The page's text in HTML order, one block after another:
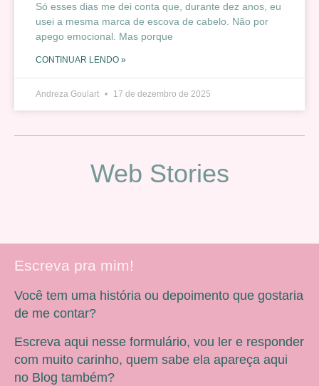
Só esses dias me dei conta que, durante dez anos, eu
usei a mesma marca de escova de cabelo. Não por
apego emocional. Mas porque
CONTINUAR LENDO »
Andreza Goulart 17 de dezembro de 2025
Web Stories
Escreva pra mim!
Você tem uma história ou depoimento que gostaria
de me contar?
Escreva aqui nesse formulário, vou ler e responder
com muito carinho, quem sabe ela apareça aqui
no Blog também?